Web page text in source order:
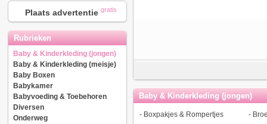
Plaats advertentie gratis
Rubrieken
Baby & Kinderkleding (jongen)
Baby & Kinderkleding (meisje)
Baby Boxen
Babykamer
Babyvoeding & Toebehoren
Diversen
Onderweg
Baby & Kinderkleding (jongen)
- Boxpakjes & Rompertjes -